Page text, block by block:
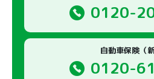
0120-
自動車保険（新
0120-